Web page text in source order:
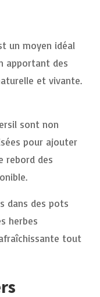
un moyen idéal
apportant des
et vivante.
sont non
pour ajouter
rebord des
dans des pots
herbes
tout